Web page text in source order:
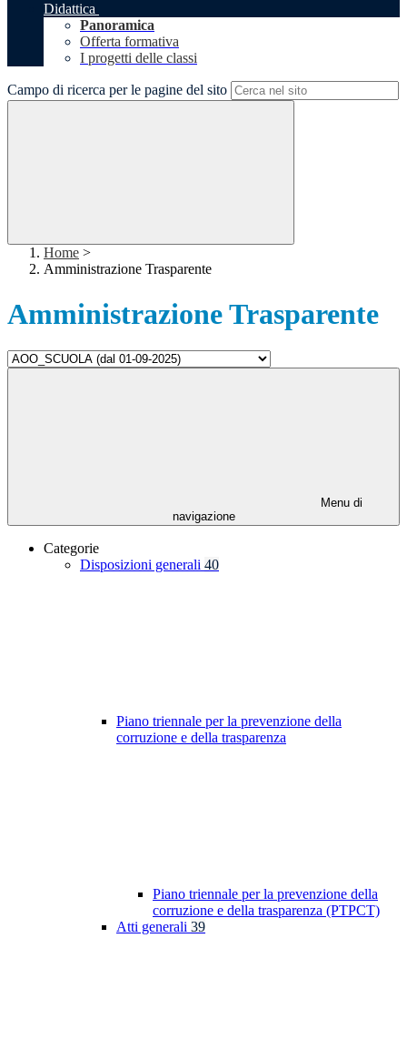
Didattica
Panoramica
Offerta formativa
I progetti delle classi
Campo di ricerca per le pagine del sito
Home >
Amministrazione Trasparente
Amministrazione Trasparente
Menu di
navigazione
Categorie
Disposizioni generali 40
Piano triennale per la prevenzione della
corruzione e della trasparenza
Piano triennale per la prevenzione della
corruzione e della trasparenza (PTPCT)
Atti generali 39